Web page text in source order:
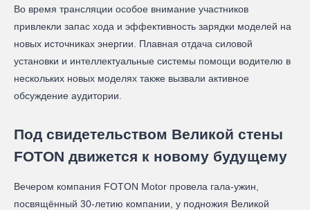
Во время трансляции особое внимание участников
привлекли запас хода и эффективность зарядки моделей на
новых источниках энергии. Плавная отдача силовой
установки и интеллектуальные системы помощи водителю в
нескольких новых моделях также вызвали активное
обсуждение аудитории.
Под свидетельством Великой стены
FOTON движется к новому будущему
Вечером компания FOTON Motor провела гала-ужин,
посвящённый 30-летию компании, у подножия Великой